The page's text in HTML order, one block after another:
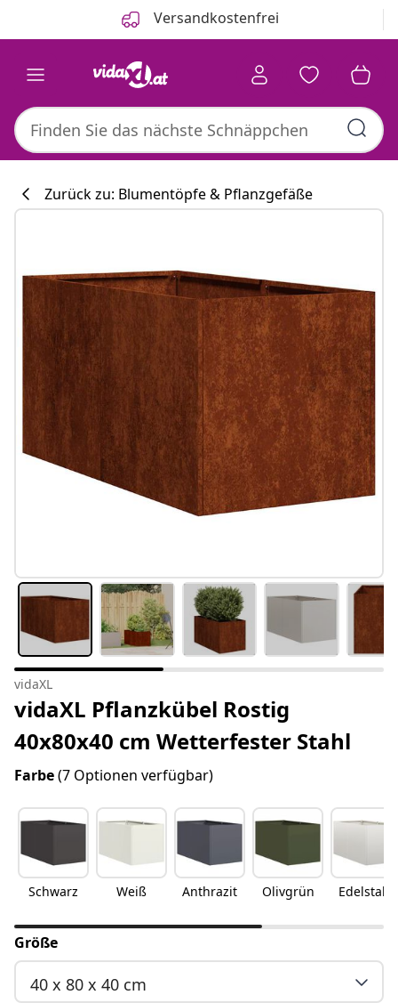
Versandkostenfrei
#sharemevidaxl
Zurück zu: Blumentöpfe & Pflanzgefäße
vidaXL
vidaXL Pflanzkübel Rostig
40x80x40 cm Wetterfester Stahl
Farbe(7 Optionen verfügbar)
Schwarz Weiß Anthrazit Olivgrün Edelstahl
Größe
40 x 80 x 40 cm